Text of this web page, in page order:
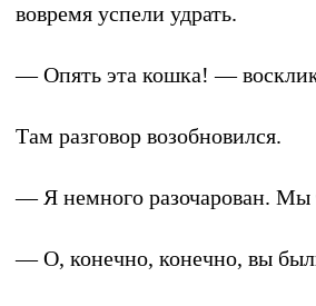
вовремя успели удрать.
— Опять эта кошка! —
Там разговор возобновился.
— Я немного разочарован. Мы
— О, конечно, конечно, вы